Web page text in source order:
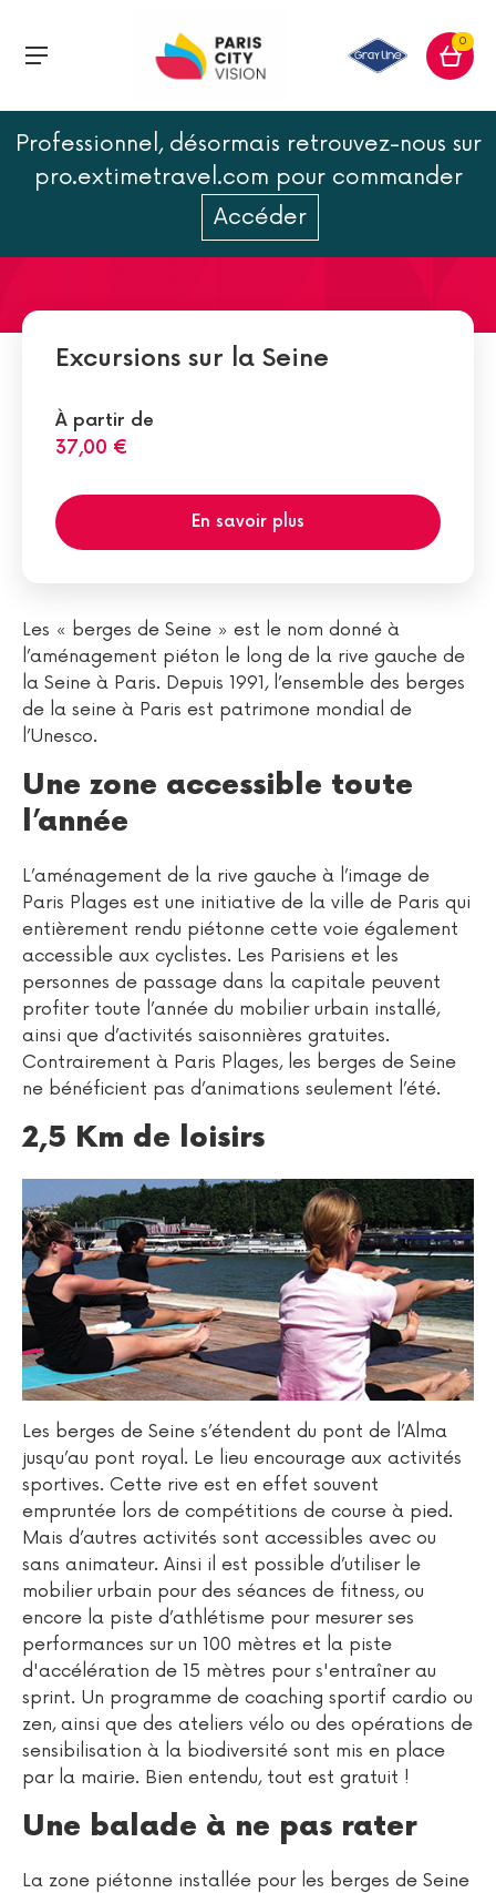
0
Professionnel, désormais retrouvez-nous sur
pro.extimetravel.com pour commander
Accéder
Activités des Berges de
Seine à Paris
Excursions sur la Seine
À partir de
37,00 €
En savoir plus
Les « berges de Seine » est le nom donné à
l’aménagement piéton le long de la rive gauche de
la Seine à Paris. Depuis 1991, l’ensemble des berges
de la seine à Paris est patrimone mondial de
l’Unesco.
Une zone accessible toute
l’année
L’aménagement de la rive gauche à l’image de
Paris Plages est une initiative de la ville de Paris qui
entièrement rendu piétonne cette voie également
accessible aux cyclistes. Les Parisiens et les
personnes de passage dans la capitale peuvent
profiter toute l’année du mobilier urbain installé,
ainsi que d’activités saisonnières gratuites.
Contrairement à Paris Plages, les berges de Seine
ne bénéficient pas d’animations seulement l’été.
2,5 Km de loisirs
Les berges de Seine s’étendent du pont de l’Alma
jusqu’au pont royal. Le lieu encourage aux activités
sportives. Cette rive est en effet souvent
empruntée lors de compétitions de course à pied.
Mais d’autres activités sont accessibles avec ou
sans animateur. Ainsi il est possible d’utiliser le
mobilier urbain pour des séances de fitness, ou
encore la piste d’athlétisme pour mesurer ses
performances sur un 100 mètres et la piste
d'accélération de 15 mètres pour s'entraîner au
sprint. Un programme de coaching sportif cardio ou
zen, ainsi que des ateliers vélo ou des opérations de
sensibilisation à la biodiversité sont mis en place
par la mairie. Bien entendu, tout est gratuit !
Une balade à ne pas rater
La zone piétonne installée pour les berges de Seine